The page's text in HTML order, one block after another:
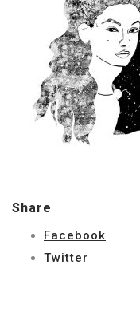
Share
Facebook
Twitter